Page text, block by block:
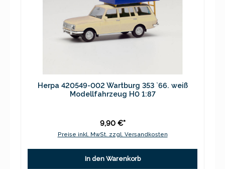
Herpa 420549-002 Wartburg 353 `66. weiß
Modellfahrzeug H0 1:87
9,90 €*
Preise inkl. MwSt. zzgl. Versandkosten
In den Warenkorb